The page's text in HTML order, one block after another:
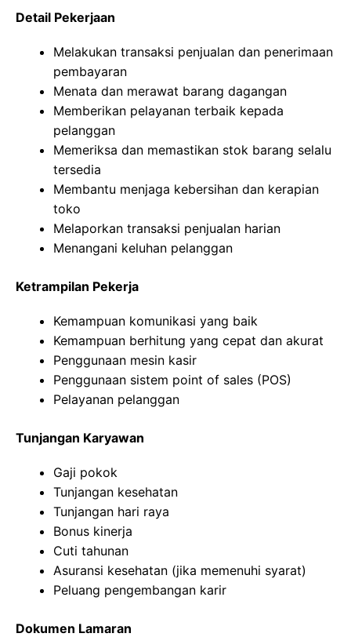
Detail Pekerjaan
Melakukan transaksi penjualan dan penerimaan
pembayaran
Menata dan merawat barang dagangan
Memberikan pelayanan terbaik kepada
pelanggan
Memeriksa dan memastikan stok barang selalu
tersedia
Membantu menjaga kebersihan dan kerapian
toko
Melaporkan transaksi penjualan harian
Menangani keluhan pelanggan
Ketrampilan Pekerja
Kemampuan komunikasi yang baik
Kemampuan berhitung yang cepat dan akurat
Penggunaan mesin kasir
Penggunaan sistem point of sales (POS)
Pelayanan pelanggan
Tunjangan Karyawan
Gaji pokok
Tunjangan kesehatan
Tunjangan hari raya
Bonus kinerja
Cuti tahunan
Asuransi kesehatan (jika memenuhi syarat)
Peluang pengembangan karir
Dokumen Lamaran